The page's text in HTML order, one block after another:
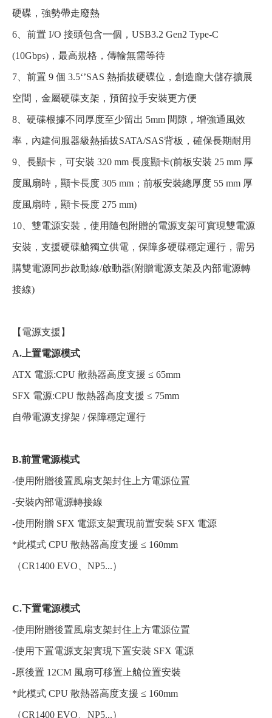
硬碟，強勢帶走廢熱
6、前置 I/O 接頭包含一個，USB3.2 Gen2 Type-C
(10Gbps)，最高規格，傳輸無需等待
7、前置 9 個 3.5‘’SAS 熱插拔硬碟位，創造龐大儲存擴展
空間，金屬硬碟支架，預留拉手安裝更方便
8、硬碟根據不同厚度至少留出 5mm 間隙，增強通風效
率，內建伺服器級熱插拔SATA/SAS背板，確保長期耐用
9、長顯卡，可安裝 320 mm 長度顯卡(前板安裝 25 mm 厚
度風扇時，顯卡長度 305 mm；前板安裝總厚度 55 mm 厚
度風扇時，顯卡長度 275 mm)
10、雙電源安裝，使用隨包附贈的電源支架可實現雙電源
安裝，支援硬碟艙獨立供電，保障多硬碟穩定運行，需另
購雙電源同步啟動線/啟動器(附贈電源支架及內部電源轉
接線)
【電源支援】
A.上置電源模式
ATX 電源:CPU 散熱器高度支援 ≤ 65mm
SFX 電源:CPU 散熱器高度支援 ≤ 75mm
自帶電源支撐架 / 保障穩定運行
B.前置電源模式
-使用附贈後置風扇支架封住上方電源位置
-安裝內部電源轉接線
-使用附贈 SFX 電源支架實現前置安裝 SFX 電源
*此模式 CPU 散熱器高度支援 ≤ 160mm
（CR1400 EVO、NP5...）
C.下置電源模式
-使用附贈後置風扇支架封住上方電源位置
-使用下置電源支架實現下置安裝 SFX 電源
-原後置 12CM 風扇可移置上艙位置安裝
*此模式 CPU 散熱器高度支援 ≤ 160mm
（CR1400 EVO、NP5...）